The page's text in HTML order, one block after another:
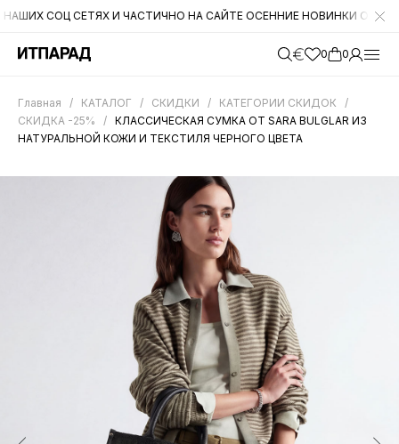
СЕТЯХ И ЧАСТИЧНО НА САЙТЕ ОСЕННИЕ НОВИНКИ ОТ CROMIA. НА
0 0
Главная / КАТАЛОГ / СКИДКИ / КАТЕГОРИИ СКИДОК
/
СКИДКА -25%
/ КЛАССИЧЕСКАЯ СУМКА ОТ SARA BULGLAR ИЗ
НАТУРАЛЬНОЙ КОЖИ И ТЕКСТИЛЯ ЧЕРНОГО ЦВЕТА